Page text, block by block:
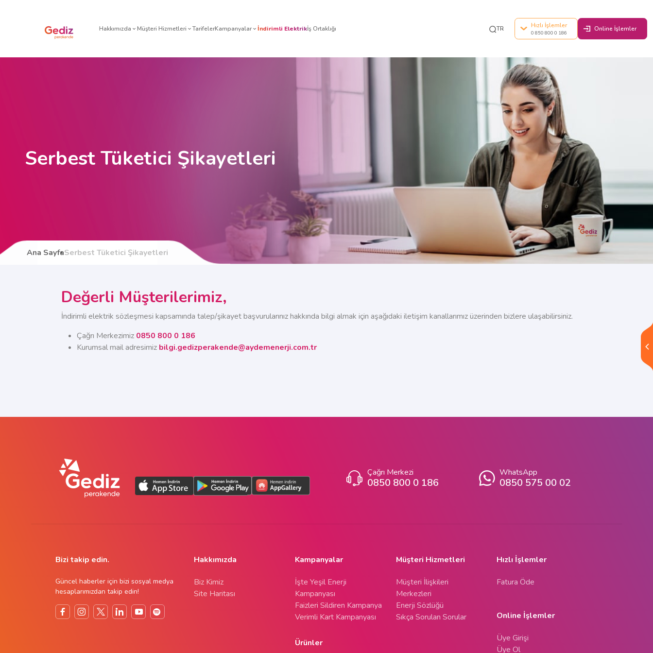
Serbest Tüketici Şikayetleri
Ana SayfaSerbest Tüketici Şikayetleri
Değerli Müşterilerimiz,
İndirimli elektrik sözleşmesi kapsamında talep/şikayet başvurularınız hakkında bilgi almak için aşağıdaki iletişim kanallarımız üzerinden bizlere ulaşabilirsiniz.
Çağrı Merkezimiz 0850 800 0 186
Kurumsal mail adresimiz bilgi.gedizperakende@aydemenerji.com.tr
Çağrı Merkezi
0850 800 0 186
WhatsApp
0850 575 00 02
Bizi takip edin.
Güncel haberler için bizi sosyal medya
hesaplarımızdan takip edin!
Hakkımızda
Biz Kimiz
Site Haritası
Kampanyalar
İşte Yeşil Enerji
Kampanyası
Faizleri Sildiren Kampanya
Verimli Kart Kampanyası
Ürünler
Müşteri Hizmetleri
Müşteri İlişkileri
Merkezleri
Enerji Sözlüğü
Sıkça Sorulan Sorular
Hızlı İşlemler
Fatura Öde
Online İşlemler
Üye Girişi
Üye Ol